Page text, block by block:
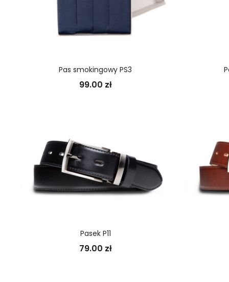
Pas smokingowy PS3
99.00 zł
Pasek P11
79.00 zł